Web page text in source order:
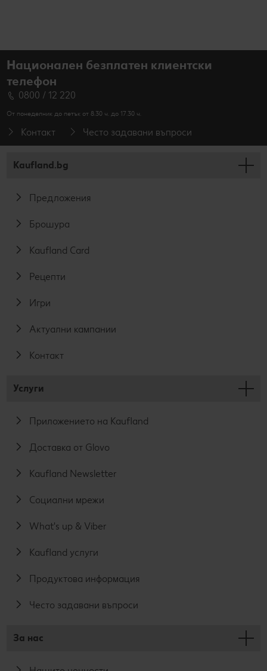
Национален безплатен клиентски
телефон
0800 / 12 220
От понеделник до петък от 8.30 ч. до 17.30 ч.
Контакт Често задавани въпроси
Kaufland.bg
Предложения
Брошура
Kaufland Card
Рецепти
Игри
Актуални кампании
Контакт
Услуги
Приложението на Kaufland
Доставка от Glovo
Kaufland Newsletter
Социални мрежи
What's up & Viber
Kaufland услуги
Продуктова информация
Често задавани въпроси
За нас